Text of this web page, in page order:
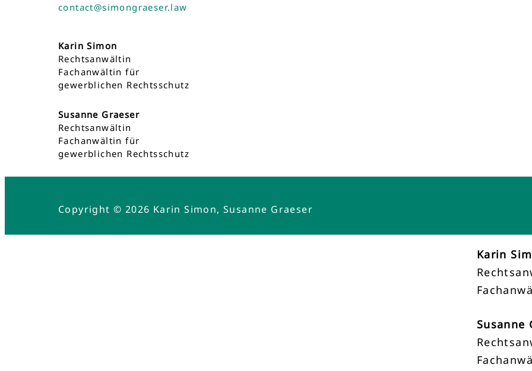
contact@simongraeser.law
Karin Simon
Rechtsanwältin
Fachanwältin für
gewerblichen Rechtsschutz
Susanne Graeser
Rechtsanwältin
Fachanwältin für
gewerblichen Rechtsschutz
Copyright © 2026 Karin Simon, Susanne Graeser
Karin
Susanne